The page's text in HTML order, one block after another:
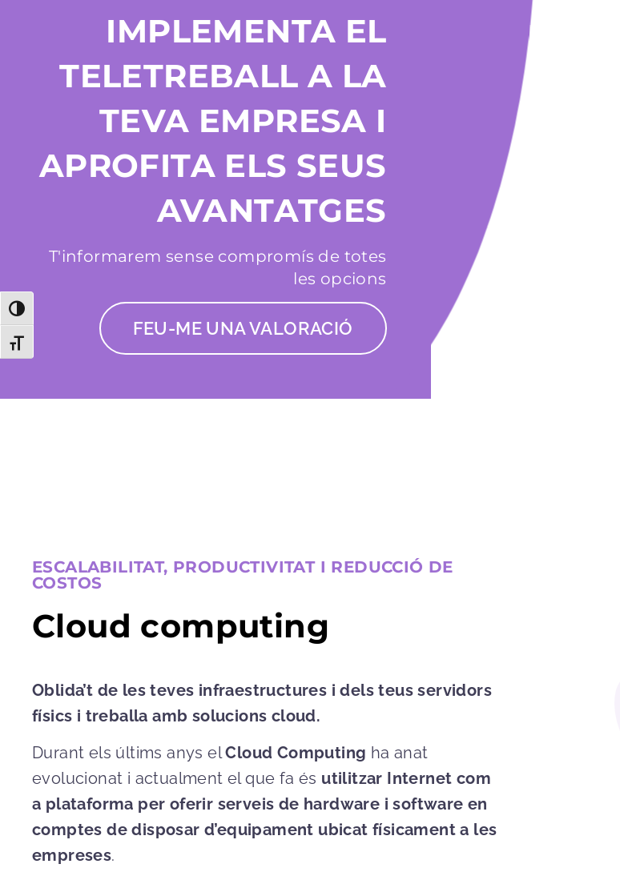
Toggle High Contrast
Toggle Font size
IMPLEMENTA EL
TELETREBALL A LA
TEVA EMPRESA I
APROFITA ELS SEUS
AVANTATGES
T'informarem sense compromís de totes
les opcions
FEU-ME UNA VALORACIÓ
ESCALABILITAT, PRODUCTIVITAT I REDUCCIÓ DE
COSTOS
Cloud computing
Oblida’t de les teves infraestructures i dels teus servidors
físics i treballa amb solucions cloud.
Durant els últims anys elCloud Computing ha anat
evolucionat i actualment el que fa és utilitzar Internet com
a plataforma per oferir serveis de hardware i software en
comptes de disposar d’equipament ubicat físicament a les
empreses.